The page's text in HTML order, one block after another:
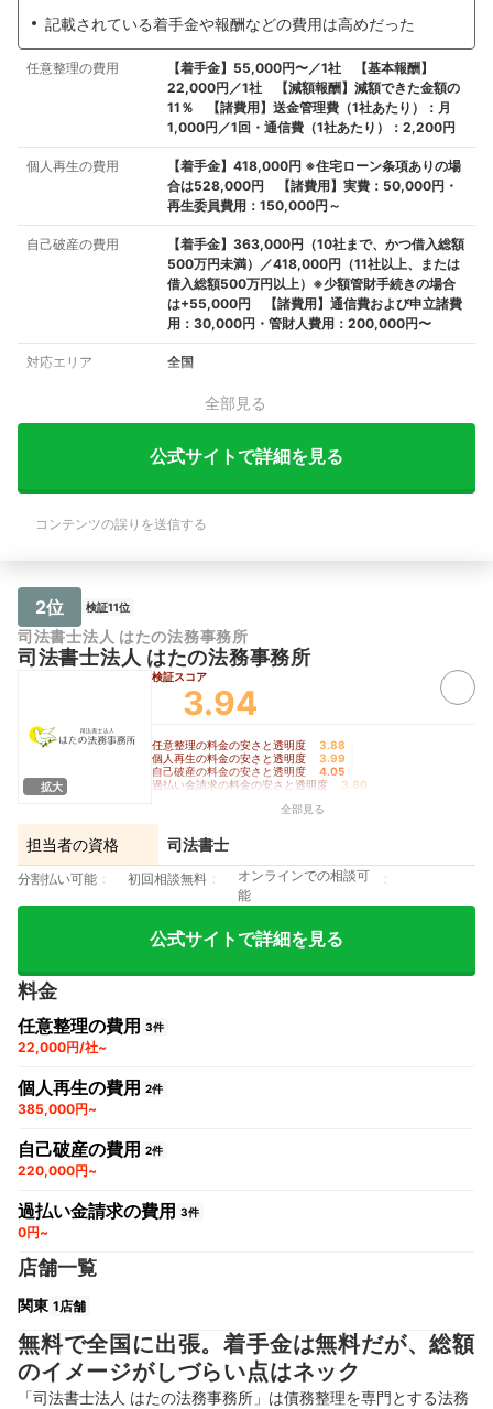
記載されている着手金や報酬などの費用は高めだった
任意整理の費用
【着手金】55,000円〜／1社 【基本報酬】
22,000円／1社 【減額報酬】減額できた金額の
11％ 【諸費用】送金管理費（1社あたり）：月
1,000円／1回・通信費（1社あたり）：2,200円
個人再生の費用
【着手金】418,000円 ※住宅ローン条項ありの場
合は528,000円 【諸費用】実費：50,000円・
再生委員費用：150,000円～
自己破産の費用
【着手金】363,000円（10社まで、かつ借入総額
500万円未満）／418,000円（11社以上、または
借入総額500万円以上）※少額管財手続きの場合
は+55,000円 【諸費用】通信費および申立諸費
用：30,000円・管財人費用：200,000円〜
対応エリア 全国
全部見る
公式サイトで詳細を見る
コンテンツの誤りを送信する
2位 検証11位
司法書士法人 はたの法務事務所
司法書士法人 はたの法務事務所
拡大
検証スコア
3.94
任意整理の料金の安さと透明度 3.88
個人再生の料金の安さと透明度 3.99
自己破産の料金の安さと透明度 4.05
過払い金請求の料金の安さと透明度 3.80
全部見る
担当者の資格 司法書士
分割払い可能 初回相談無料
オンラインでの相談可
能
公式サイトで詳細を見る
料金
任意整理の費用 3件
22,000円/社~
個人再生の費用 2件
385,000円~
自己破産の費用 2件
220,000円~
過払い金請求の費用 3件
0円~
店舗一覧
関東 1店舗
無料で全国に出張。着手金は無料だが、総額
のイメージがしづらい点はネック
「司法書士法人 はたの法務事務所」は債務整理を専門とする法務